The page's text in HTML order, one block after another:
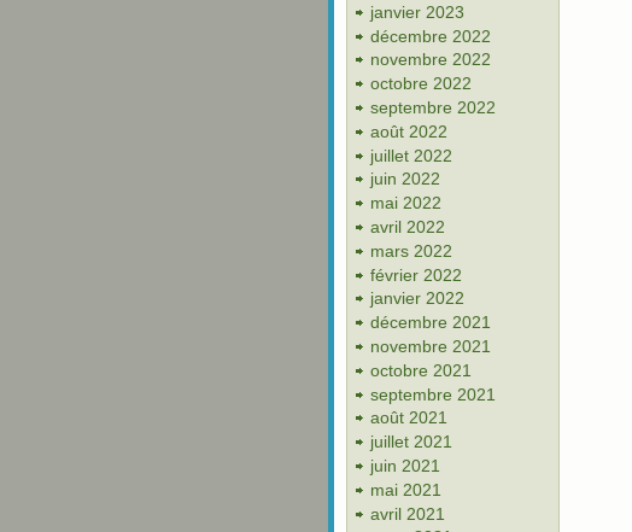
janvier 2023
décembre 2022
novembre 2022
octobre 2022
septembre 2022
août 2022
juillet 2022
juin 2022
mai 2022
avril 2022
mars 2022
février 2022
janvier 2022
décembre 2021
novembre 2021
octobre 2021
septembre 2021
août 2021
juillet 2021
juin 2021
mai 2021
avril 2021